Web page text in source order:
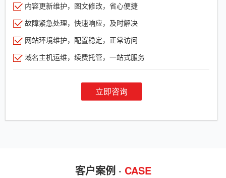
内容更新维护，图文修改，省心便捷
故障紧急处理，快速响应，及时解决
网站环境维护，配置稳定，正常访问
域名主机运维，续费托管，一站式服务
立即咨询
客户案例 · CASE